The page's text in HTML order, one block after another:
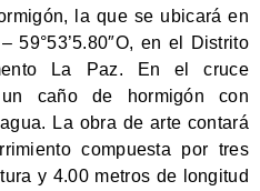
la que se ubicará en
59°53’5.80″O, en el Distrito
La Paz. En el cruce
caño de hormigón con
La obra de arte contará
compuesta por tres
y 4.00 metros de longitud